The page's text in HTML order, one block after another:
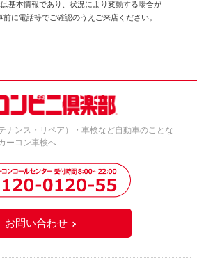
基本情報であり、状況により変動する場合が
に電話等でご確認のうえご来店ください。
ナンス・リペア）・車検など自動車のことな
ーコン車検へ
お問い合わせ